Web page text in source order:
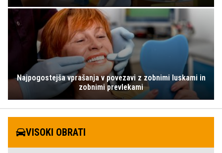
Najpogostejša vprašanja v povezavi z zobnimi luskami in
zobnimi prevlekami
VISOKI OBRATI